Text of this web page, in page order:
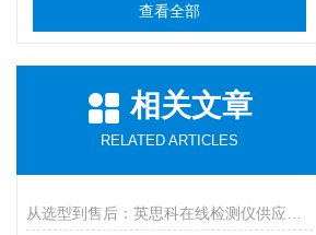
查看全部
相关文章
RELATED ARTICLES